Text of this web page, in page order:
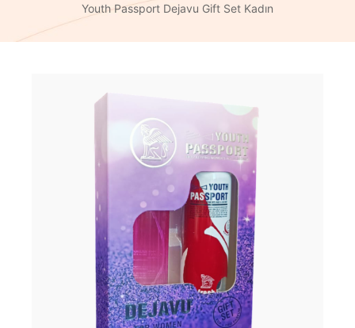
Youth Passport Dejavu Gift Set Kadın